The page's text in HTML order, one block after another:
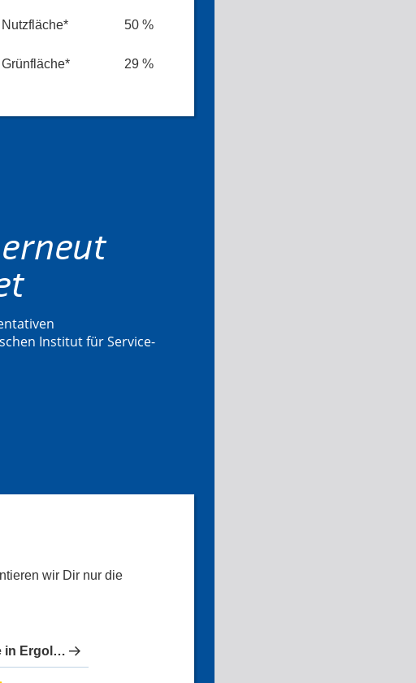
Nutzfläche* 50 %
Grünfläche* 29 %
Institut für Service-
wir Dir nur die
Die besten Zahnärzte in Ergolding